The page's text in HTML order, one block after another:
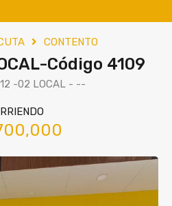
CONTENTO
Código 4109
-02 LOCAL - --